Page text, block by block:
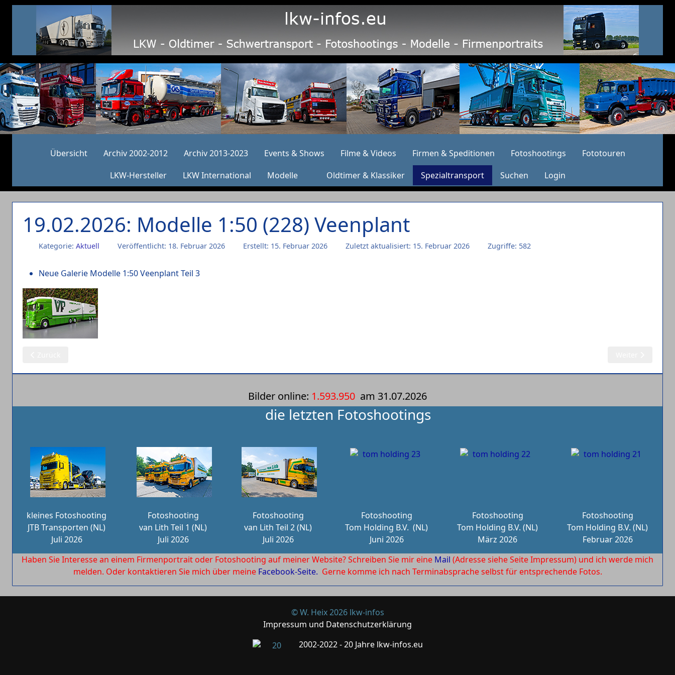
Übersicht Archiv 2002-2012 Archiv 2013-2023 Events & Shows Filme & Videos Firmen & Speditionen Fotoshootings
Fototouren
LKW-Hersteller
LKW International Modelle Oldtimer & Klassiker Spezialtransport Suchen Login
19.02.2026: Modelle 1:50 (228) Veenplant
Kategorie: Aktuell Veröffentlicht: 18. Februar 2026 Erstellt: 15. Februar 2026 Zuletzt aktualisiert: 15. Februar 2026 Zugriffe: 582
Neue Galerie Modelle 1:50 Veenplant Teil 3
Bilder online: 1.593.950 am 31.07.2026
die letzten Fotoshootings
kleines Fotoshooting
JTB Transporten (NL)
Juli 2026
Fotoshooting
van Lith Teil 1 (NL)
Juli 2026
Fotoshooting
van Lith Teil 2 (NL)
Juli 2026
Fotoshooting
Tom Holding B.V. (NL)
Juni 2026
Fotoshooting
Tom Holding B.V. (NL)
März 2026
Fotoshooting
Tom Holding B.V. (NL)
Februar 2026
Haben Sie Interesse an einem Firmenportrait oder Fotoshooting auf meiner Website? Schreiben Sie mir eine Mail (Adresse siehe Seite Impressum) und ich werde mich
melden. Oder kontaktieren Sie mich über meine Facebook-Seite. Gerne komme ich nach Terminabsprache selbst für entsprechende Fotos.
© W. Heix 2026 lkw-infos
Impressum und Datenschutzerklärung
2002-2022 - 20 Jahre lkw-infos.eu